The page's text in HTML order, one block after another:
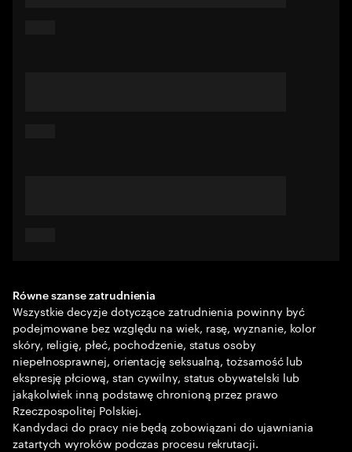
Równe szanse zatrudnienia
Wszystkie decyzje dotyczące zatrudnienia powinny być
podejmowane bez względu na wiek, rasę, wyznanie, kolor
skóry, religię, płeć, pochodzenie, status osoby
niepełnosprawnej, orientację seksualną, tożsamość lub
ekspresję płciową, stan cywilny, status obywatelski lub
jakąkolwiek inną podstawę chronioną przez prawo
Rzeczpospolitej Polskiej.
Kandydaci do pracy nie będą zobowiązani do ujawniania
zatartych wyroków podczas procesu rekrutacji.